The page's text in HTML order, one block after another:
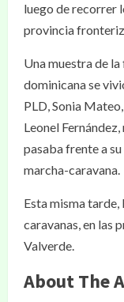
luego de recorrer
provincia
Una muestra de
dominicana se
PLD, Sonia
Leonel
pasaba frente a
marcha-caravana.
Esta misma
caravanas, en las
Valverde.
About The